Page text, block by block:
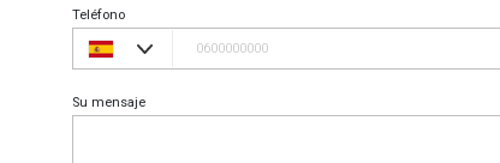
Teléfono
Su mensaje